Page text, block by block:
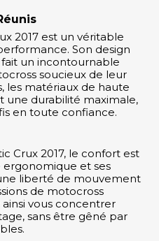
2017 est un véritable
Son design
un incontournable
soucieux de leur
les matériaux de haute
une durabilité maximale,
en toute confiance.
Crux 2017, le confort est
ergonomique et ses
liberté de mouvement
de motocross
vous concentrer
sans être gêné par